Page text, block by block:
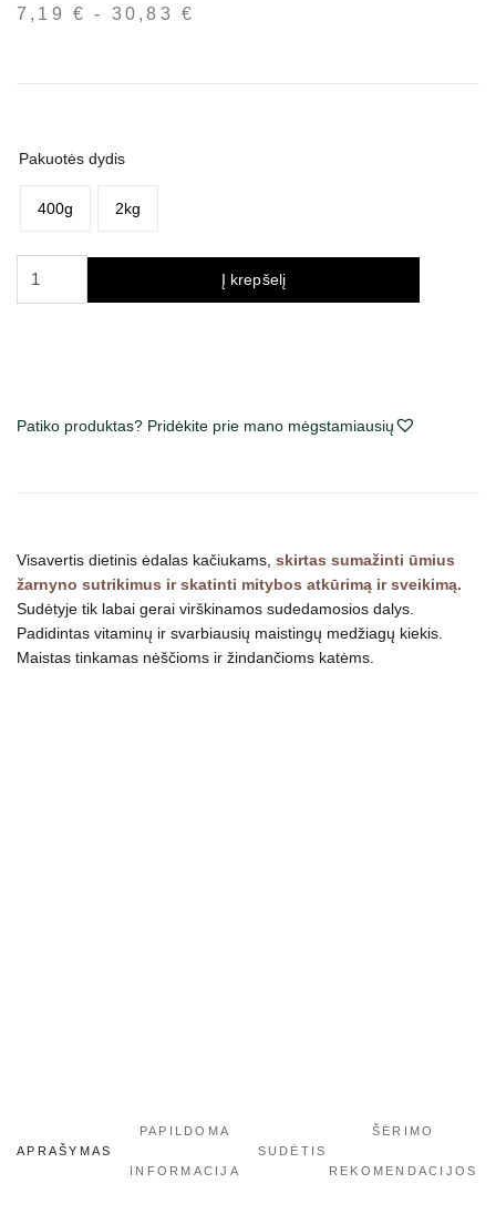
7,19 € - 30,83€
Pakuotės dydis
400g 2kg
sausas
Į krepšelį
Patiko produktas? Pridėkite prie mano mėgstamiausių
Visavertis dietinis ėdalas kačiukams, skirtas sumažinti ūmius
žarnyno sutrikimus ir skatinti mitybos atkūrimą ir sveikimą.
Sudėtyje tik labai gerai virškinamos sudedamosios dalys.
Padidintas vitaminų ir svarbiausių maistingų medžiagų kiekis.
Maistas tinkamas nėščioms ir žindančioms katėms.
APRAŠYMAS
PAPILDOMA
INFORMACIJA
SUDĖTIS
ŠĖRIMO
REKOMENDACIJOS